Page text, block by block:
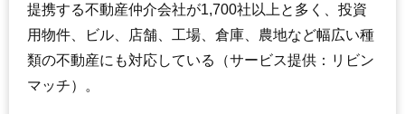
交通 北久里浜駅（8分）
相場 1,590万円～1,790万円
提携する不動産仲介会社が1,700社以上と多く、投資
用物件、ビル、店舗、工場、倉庫、農地など幅広い種
類の不動産にも対応している（サービス提供：リビン
マッチ）。